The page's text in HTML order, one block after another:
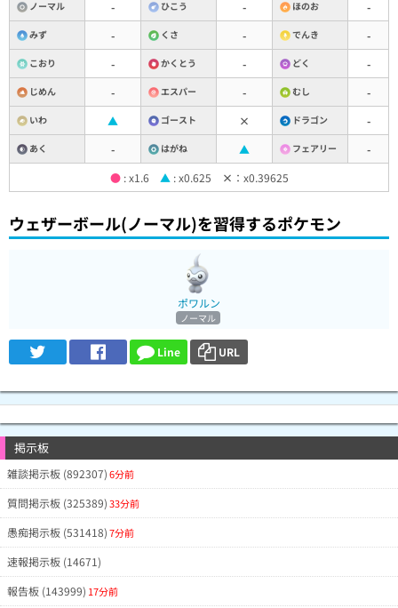
ノーマル - ひこう - ほのお -
みず - くさ - でんき -
こおり - かくとう - どく -
じめん - エスパー - むし -
いわ ▲ ゴースト × ドラゴン -
あく - はがね ▲ フェアリー
-
●: x1.6 ▲ : x0.625 × ：x0.39625
ウェザーボール(ノーマル)を習得するポケモン
ポワルン
ノーマル
Line URL
掲示板
雑談掲示板 (892307)6分前
質問掲示板 (325389)33分前
愚痴掲示板 (531418)7分前
速報掲示板 (14671)
報告板 (143999) 17分前